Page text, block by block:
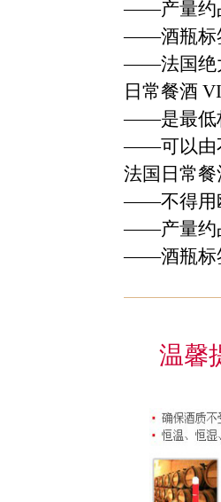
——产量
——酒瓶标
——法国
日常餐酒
——是最
——可以
法国日常餐
——不得
——产量
——酒瓶标
温馨